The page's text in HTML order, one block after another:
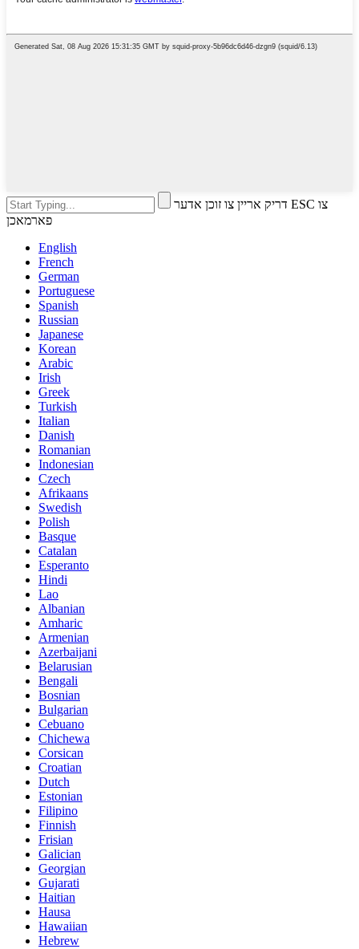
דריק אריין צו זוכן אדער ESC צו
פארמאכן
English
French
German
Portuguese
Spanish
Russian
Japanese
Korean
Arabic
Irish
Greek
Turkish
Italian
Danish
Romanian
Indonesian
Czech
Afrikaans
Swedish
Polish
Basque
Catalan
Esperanto
Hindi
Lao
Albanian
Amharic
Armenian
Azerbaijani
Belarusian
Bengali
Bosnian
Bulgarian
Cebuano
Chichewa
Corsican
Croatian
Dutch
Estonian
Filipino
Finnish
Frisian
Galician
Georgian
Gujarati
Haitian
Hausa
Hawaiian
Hebrew